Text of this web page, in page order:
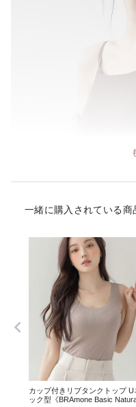
一緒に購入されている商
カップ付きリブタンクトップ U
ック型《BRAmone Basic